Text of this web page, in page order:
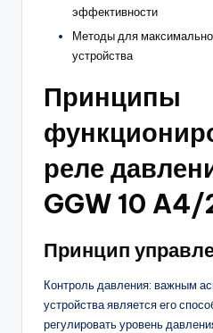
эффективности
Методы для
устройства
Принципы
реле
GGW 10 A4/
Принцип
Контроль давления: важным
устройства является его
регулировать уровень